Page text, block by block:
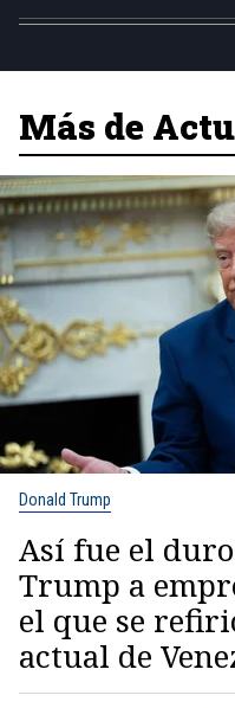
Más de
Donald Trump
Así fue el
Trump a
el que se
actual de